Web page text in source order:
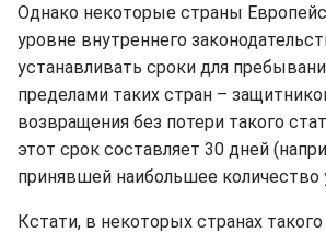
Однако некоторые страны
уровне внутреннего
устанавливать сроки для
пределами таких стран –
возвращения без потери такого
этот срок составляет 30 дней
принявшей наибольшее количество
Кстати, в некоторых странах